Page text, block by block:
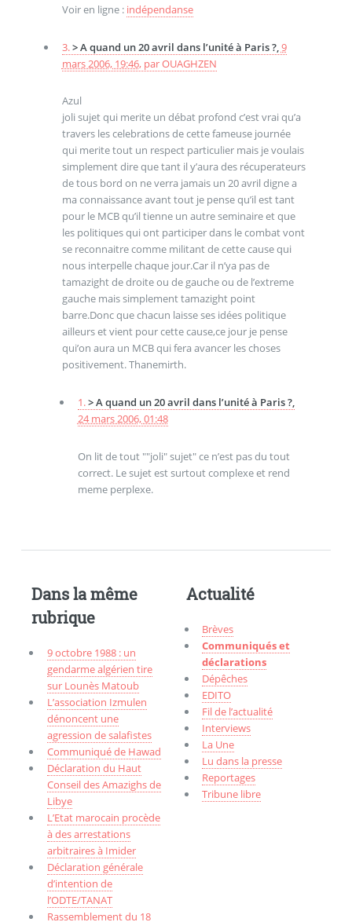
Voir en ligne : indépendanse
3.> A quand un 20 avril dans l’unité à Paris ?,9
mars 2006, 19:46, parOUAGHZEN
Azul
joli sujet qui merite un débat profond c’est vrai qu’a
travers les celebrations de cette fameuse journée
qui merite tout un respect particulier mais je voulais
simplement dire que tant il y’aura des récuperateurs
de tous bord on ne verra jamais un 20 avril digne a
ma connaissance avant tout je pense qu’il est tant
pour le MCB qu’il tienne un autre seminaire et que
les politiques qui ont participer dans le combat vont
se reconnaitre comme militant de cette cause qui
nous interpelle chaque jour.Car il n’ya pas de
tamazight de droite ou de gauche ou de l’extreme
gauche mais simplement tamazight point
barre.Donc que chacun laisse ses idées politique
ailleurs et vient pour cette cause,ce jour je pense
qui’on aura un MCB qui fera avancer les choses
positivement. Thanemirth.
1.> A quand un 20 avril dans l’unité à Paris ?,
24 mars 2006, 01:48
On lit de tout ""joli" sujet" ce n’est pas du tout
correct. Le sujet est surtout complexe et rend
meme perplexe.
Dans la même
rubrique
9 octobre 1988 : un
gendarme algérien tire
sur Lounès Matoub
L’association Izmulen
dénoncent une
agression de salafistes
Communiqué de Hawad
Déclaration du Haut
Conseil des Amazighs de
Libye
L’Etat marocain procède
à des arrestations
arbitraires à Imider
Déclaration générale
d’intention de
l’ODTE/TANAT
Rassemblement du 18
Actualité
Brèves
Communiqués et
déclarations
Dépêches
EDITO
Fil de l’actualité
Interviews
La Une
Lu dans la presse
Reportages
Tribune libre